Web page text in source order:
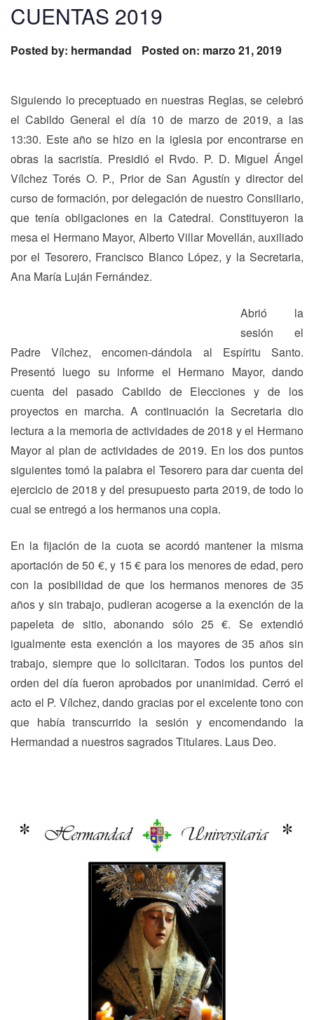
CUENTAS 2019
Posted by: hermandad Posted on: marzo 21, 2019
Siguiendo lo preceptuado en nuestras Reglas, se celebró
el Cabildo General el día 10 de marzo de 2019, a las
13:30. Este año se hizo en la iglesia por encontrarse en
obras la sacristía. Presidió el Rvdo. P. D. Miguel Ángel
Vílchez Torés O. P., Prior de San Agustín y director del
curso de formación, por delegación de nuestro Consiliario,
que tenía obligaciones en la Catedral. Constituyeron la
mesa el Hermano Mayor, Alberto Villar Movellán, auxiliado
por el Tesorero, Francisco Blanco López, y la Secretaria,
Ana María Luján Fernández.
Abrió la
sesión el
Padre Vílchez, encomen-dándola al Espíritu Santo.
Presentó luego su informe el Hermano Mayor, dando
cuenta del pasado Cabildo de Elecciones y de los
proyectos en marcha. A continuación la Secretaria dio
lectura a la memoria de actividades de 2018 y el Hermano
Mayor al plan de actividades de 2019. En los dos puntos
siguientes tomó la palabra el Tesorero para dar cuenta del
ejercicio de 2018 y del presupuesto parta 2019, de todo lo
cual se entregó a los hermanos una copia.
En la fijación de la cuota se acordó mantener la misma
aportación de 50 €, y 15 € para los menores de edad, pero
con la posibilidad de que los hermanos menores de 35
años y sin trabajo, pudieran acogerse a la exención de la
papeleta de sitio, abonando sólo 25 €. Se extendió
igualmente esta exención a los mayores de 35 años sin
trabajo, siempre que lo solicitaran. Todos los puntos del
orden del día fueron aprobados por unanimidad. Cerró el
acto el P. Vílchez, dando gracias por el excelente tono con
que había transcurrido la sesión y encomendando la
Hermandad a nuestros sagrados Titulares. Laus Deo.
de
entradas